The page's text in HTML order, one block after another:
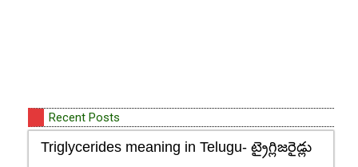
Recent Posts
Triglycerides meaning in Telugu- ట్రైగ్లిజరైడ్లు